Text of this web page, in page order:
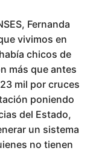
Fernanda
vivimos en
chicos de
más que antes
mil por cruces
poniendo
del Estado,
un sistema
no tienen